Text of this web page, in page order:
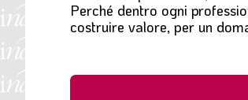
Perché dentro ogni
costruire valore, per un